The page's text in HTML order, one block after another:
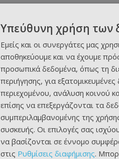
Υπεύθυνη χρήση των
Εμείς και οι συνεργάτες μας
αποθηκεύουμε και να έχουμε
προσωπικά δεδομένα, όπως τη
περιήγησης, για
περιεχομένου, ανάλυση κοινού
επίσης να επεξεργάζονται τα
συμπεριλαμβανομένης της
συσκευής. Οι επιλογές σας
να βασίζονται σε έννομο
στις Ρυθμίσεις διαφήμισης.